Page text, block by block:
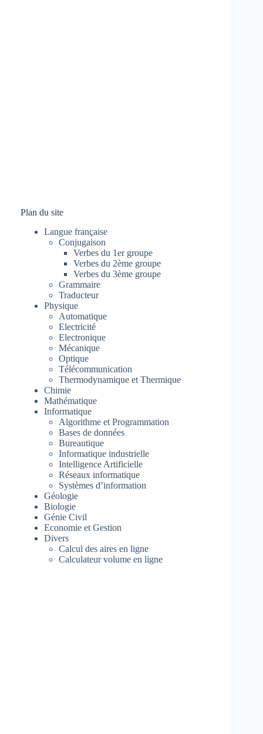
Plan du site
Langue française
Conjugaison
Verbes du 1er groupe
Verbes du 2ème groupe
Verbes du 3ème groupe
Grammaire
Traducteur
Physique
Automatique
Electricité
Electronique
Mécanique
Optique
Télécommunication
Thermodynamique et Thermique
Chimie
Mathématique
Informatique
Algorithme et Programmation
Bases de données
Bureautique
Informatique industrielle
Intelligence Artificielle
Réseaux informatique
Systèmes d’information
Géologie
Biologie
Génie Civil
Economie et Gestion
Divers
Calcul des aires en ligne
Calculateur volume en ligne